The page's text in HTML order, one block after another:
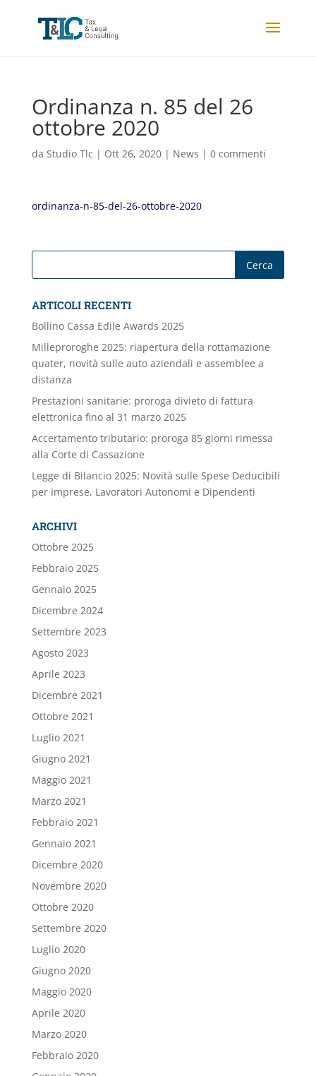
Ordinanza n. 85 del 26
ottobre 2020
da Studio Tlc | Ott 26, 2020| News | 0 commenti
ordinanza-n-85-del-26-ottobre-2020
ARTICOLI RECENTI
Bollino Cassa Edile Awards 2025
Milleproroghe 2025: riapertura della rottamazione
quater, novità sulle auto aziendali e assemblee a
distanza
Prestazioni sanitarie: proroga divieto di fattura
elettronica fino al 31 marzo 2025
Accertamento tributario: proroga 85 giorni rimessa
alla Corte di Cassazione
Legge di Bilancio 2025: Novità sulle Spese Deducibili
per Imprese, Lavoratori Autonomi e Dipendenti
ARCHIVI
Ottobre 2025
Febbraio 2025
Gennaio 2025
Dicembre 2024
Settembre 2023
Agosto 2023
Aprile 2023
Dicembre 2021
Ottobre 2021
Luglio 2021
Giugno 2021
Maggio 2021
Marzo 2021
Febbraio 2021
Gennaio 2021
Dicembre 2020
Novembre 2020
Ottobre 2020
Settembre 2020
Luglio 2020
Giugno 2020
Maggio 2020
Aprile 2020
Marzo 2020
Febbraio 2020